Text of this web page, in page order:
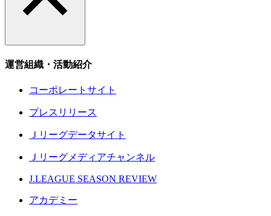
運営組織・活動紹介
コーポレートサイト
プレスリリース
Ｊリーグデータサイト
Ｊリーグメディアチャンネル
J.LEAGUE SEASON REVIEW
アカデミー